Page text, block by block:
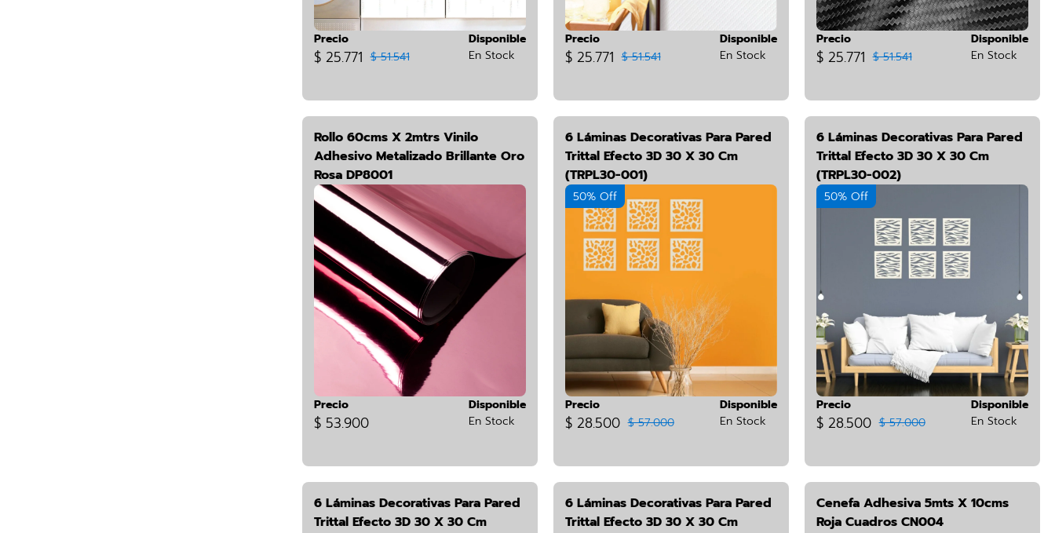
Precio
$ 25.771 $ 51.541
Disponible
En Stock
Precio
$ 25.771 $ 51.541
Disponible
En Stock
Precio
$ 25.771 $ 51.541
Disponible
En Stock
Rollo 60cms X 2mtrs Vinilo
Adhesivo Metalizado Brillante Oro
Rosa DP8001
Precio
$ 53.900
Disponible
En Stock
6 Láminas Decorativas Para Pared
Trittal Efecto 3D 30 X 30 Cm
(TRPL30-001)
50% Off
Precio
$ 28.500 $ 57.000
Disponible
En Stock
6 Láminas Decorativas Para Pared
Trittal Efecto 3D 30 X 30 Cm
(TRPL30-002)
50% Off
Precio
$ 28.500 $ 57.000
Disponible
En Stock
6 Láminas Decorativas Para Pared
Trittal Efecto 3D 30 X 30 Cm
6 Láminas Decorativas Para Pared
Trittal Efecto 3D 30 X 30 Cm
Cenefa Adhesiva 5mts X 10cms
Roja Cuadros CN004